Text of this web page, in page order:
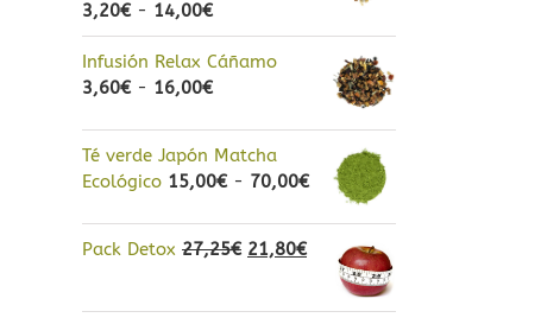
Valorado
3,20€ - 14,00€Rango
de
precios:
desde
14,00€
Infusión Relax Cáñamo
3,60€ - 16,00€Rango
desde
3,60€
16,00€
Té verde Japón Matcha
Ecológico 15,00€ - 70,00€Rango
desde
15,00€
hasta
Pack Detox 27,25€ El
21,80€El
precio
actual